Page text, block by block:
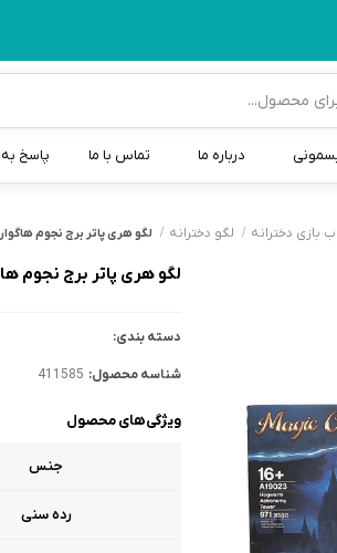
دندان کودک
و کودک
درباره ما تماس با ما پاسخ
بازی دخترانه لگو دخترانه لگو هری پاتر برج نجوم هاگوارتز
لگو هری پاتر برج نجوم
دسته بندی:
شناسه محصول: 411585
ویژگی‌های محصول
جنس
رده سنی